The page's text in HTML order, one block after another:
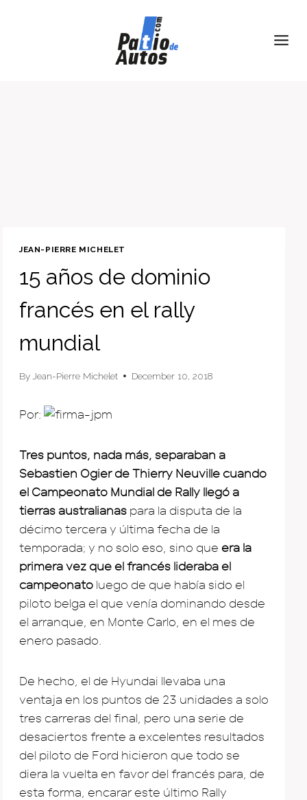
JEAN-PIERRE MICHELET
15 años de dominio
francés en el rally
mundial
By Jean-Pierre Michelet December 10, 2018
Por:
Tres puntos, nada más, separaban a
Sebastien Ogier de Thierry Neuville cuando
el Campeonato Mundial de Rally llegó a
tierras australianas para la disputa de la
décimo tercera y última fecha de la
temporada; y no solo eso, sino que era la
primera vez que el francés lideraba el
campeonato luego de que había sido el
piloto belga el que venía dominando desde
el arranque, en Monte Carlo, en el mes de
enero pasado.
De hecho, el de Hyundai llevaba una
ventaja en los puntos de 23 unidades a solo
tres carreras del final, pero una serie de
desaciertos frente a excelentes resultados
del piloto de Ford hicieron que todo se
diera la vuelta en favor del francés para, de
esta forma, encarar este último Rally